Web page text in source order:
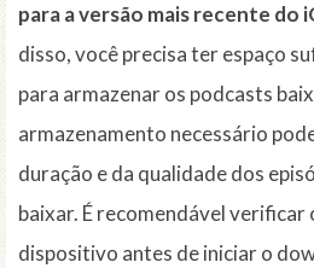
para a versão mais recente do
disso, você precisa ter espaço
para armazenar os podcasts
armazenamento necessário
duração e da qualidade dos
baixar. É recomendável verificar
dispositivo antes de iniciar o